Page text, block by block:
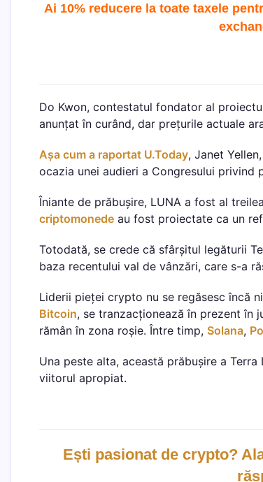
Ai 10% reducere la toate taxele
Do Kwon, contestatul fondator al
anunțat în curând, dar prețurile actuale
Așa cum a raportat U.Today, Janet
ocazia unei audieri a Congresului privind
Îniante de prăbușire, LUNA a fost al
criptomonede au fost proiectate ca un
Totodată, se crede că sfârșitul legăturii
baza recentului val de vânzări, care s-a
Liderii pieței crypto nu se regăsesc încă
Bitcoin, se tranzacționează în prezent în
rămân în zona roșie. Între timp, Solana,
Una peste alta, această prăbușire a
viitorul apropiat.
Ești pasionat de crypto?